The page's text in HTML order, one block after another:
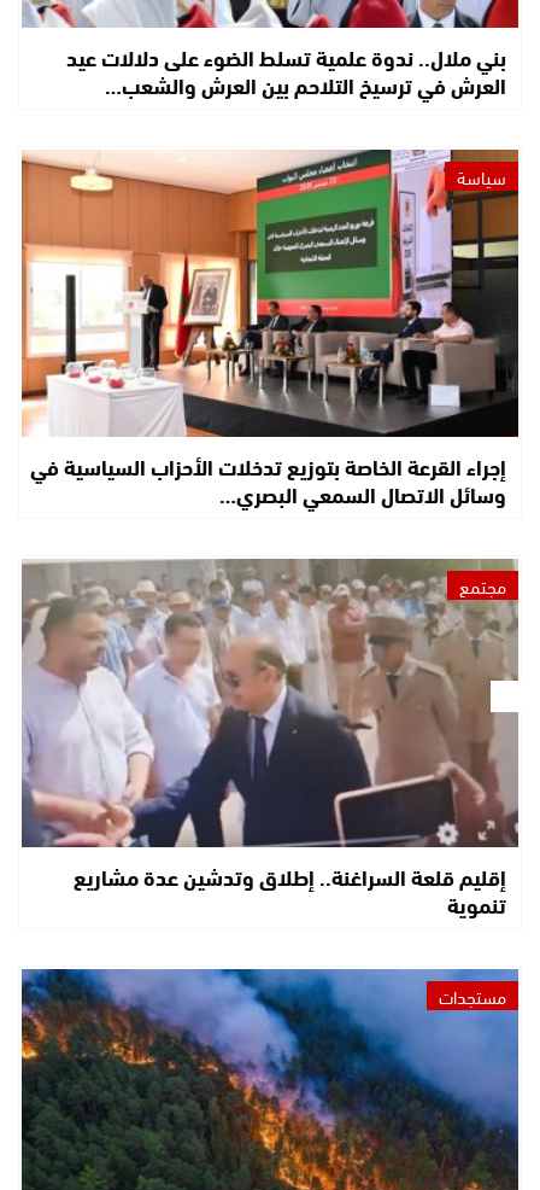
بني ملال.. ندوة علمية تسلط الضوء على دلالات عيد
العرش في ترسيخ التلاحم بين العرش والشعب…
سياسة
إجراء القرعة الخاصة بتوزيع تدخلات الأحزاب السياسية في
وسائل الاتصال السمعي البصري…
مجتمع
إقليم قلعة السراغنة.. إطلاق وتدشين عدة مشاريع
تنموية
مستجدات